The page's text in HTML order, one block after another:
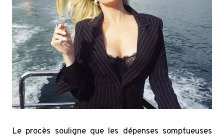
Le procès souligne que les dépenses somptueuses